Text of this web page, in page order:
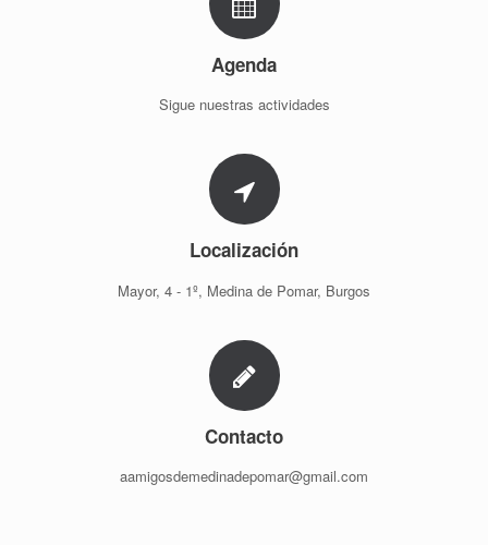
Agenda
Sigue nuestras actividades
Localización
Mayor, 4 - 1º, Medina de Pomar, Burgos
Contacto
aamigosdemedinadepomar@gmail.com